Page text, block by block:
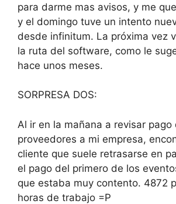
para darme mas avisos, y me
y el domingo tuve un intento
desde infinitum. La próxima vez
la ruta del software, como le
hace unos meses.
SORPRESA DOS:
Al ir en la mañana a revisar pago
proveedores a mi empresa,
cliente que suele retrasarse en
el pago del primero de los
que estaba muy contento. 4872
horas de trabajo =P